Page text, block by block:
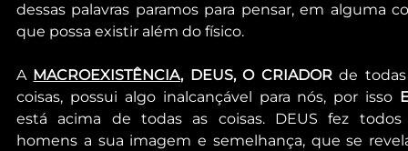
dessas palavras paramos para pensar, em alguma
que possa existir além do físico.
A MACROEXISTÊNCIA, DEUS, O CRIADOR de todas
coisas, possui algo inalcançável para nós, por isso
está acima de todas as coisas. DEUS fez todos
homens a sua imagem e semelhança, que se